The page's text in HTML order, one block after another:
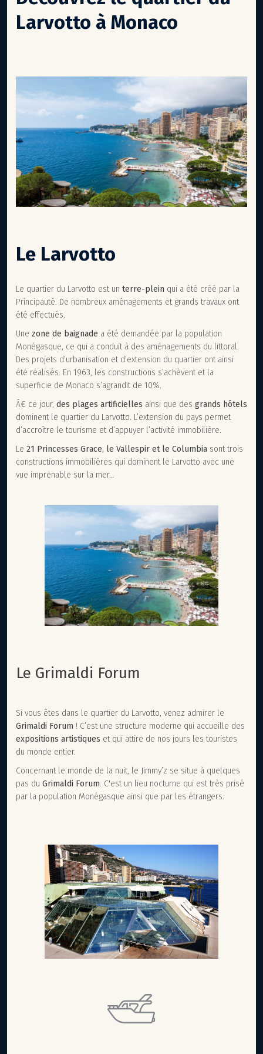
Larvotto à Monaco
Le Larvotto
Le quartier du Larvotto est un terre-plein qui a été créé par la
Principauté. De nombreux aménagements et grands travaux ont
été effectués.
Une zone de baignade a été demandée par la population
Monégasque, ce qui a conduit à des aménagements du littoral.
Des projets d’urbanisation et d’extension du quartier ont ainsi
été réalisés. En 1963, les constructions s’achèvent et la
superficie de Monaco s’agrandit de 10%.
Ã€ ce jour, des plages artificielles ainsi que des grands hôtels
dominent le quartier du Larvotto. L’extension du pays permet
d’accroître le tourisme et d’appuyer l’activité immobilière.
Le 21 Princesses Grace, le Vallespir et le Columbia sont trois
constructions immobilières qui dominent le Larvotto avec une
vue imprenable sur la mer…
Le Grimaldi Forum
Si vous êtes dans le quartier du Larvotto, venez admirer le
Grimaldi Forum ! C’est une structure moderne qui accueille des
expositions artistiques et qui attire de nos jours les touristes
du monde entier.
Concernant le monde de la nuit, le Jimmy’z se situe à quelques
pas du Grimaldi Forum. C'est un lieu nocturne qui est très prisé
par la population Monégasque ainsi que par les étrangers.